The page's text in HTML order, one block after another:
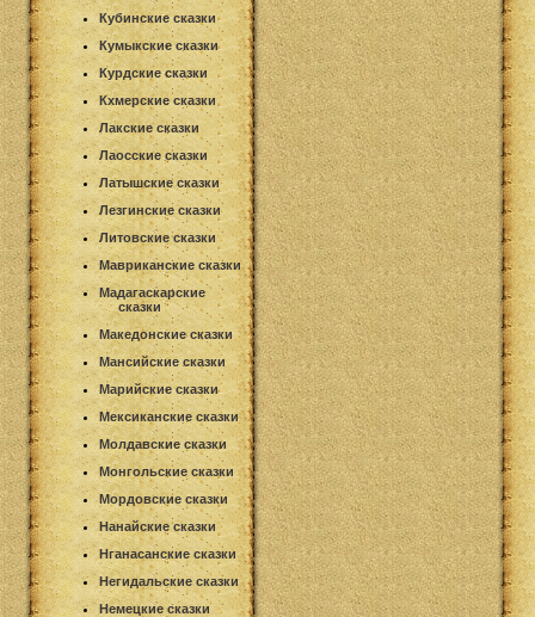
Кубинские сказки
Кумыкские сказки
Курдские сказки
Кхмерские сказки
Лакские сказки
Лаосские сказки
Латышские сказки
Лезгинские сказки
Литовские сказки
Мавриканские сказки
Мадагаскарские
сказки
Македонские сказки
Мансийские сказки
Марийские сказки
Мексиканские сказки
Молдавские сказки
Монгольские сказки
Мордовские сказки
Нанайские сказки
Нганасанские сказки
Негидальские сказки
Немецкие сказки